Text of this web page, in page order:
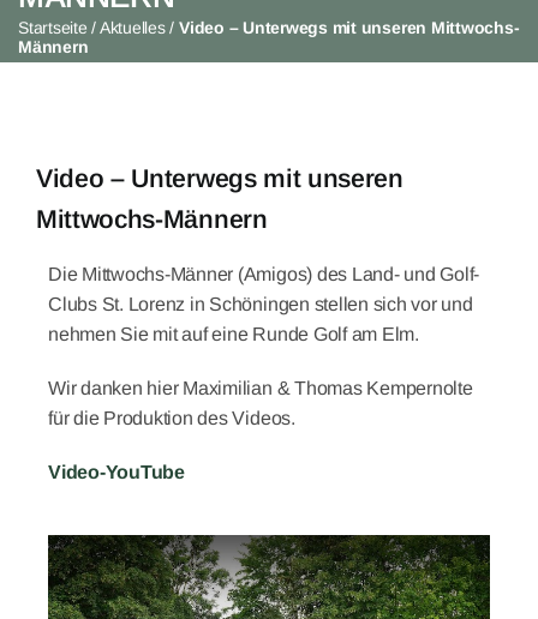
Startseite /Aktuelles/Video – Unterwegs mit unseren Mittwochs-
Männern
Video – Unterwegs mit unseren
Mittwochs-Männern
Die Mittwochs-Männer (Amigos) des Land- und Golf-
Clubs St. Lorenz in Schöningen stellen sich vor und
nehmen Sie mit auf eine Runde Golf am Elm.
Wir danken hier Maximilian & Thomas Kempernolte
für die Produktion des Videos.
Video-YouTube